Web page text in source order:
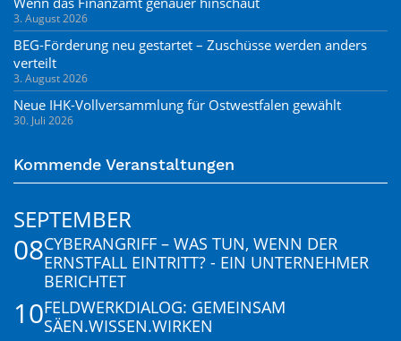
3. August 2026
BEG-Förderung neu gestartet – Zuschüsse werden anders
verteilt
3. August 2026
Neue IHK-Vollversammlung für Ostwestfalen gewählt
30. Juli 2026
Kommende Veranstaltungen
SEPTEMBER
08CYBERANGRIFF – WAS TUN, WENN DER
ERNSTFALL EINTRITT? - EIN UNTERNEHMER
BERICHTET
10FELDWERKDIALOG: GEMEINSAM
SÄEN.WISSEN.WIRKEN